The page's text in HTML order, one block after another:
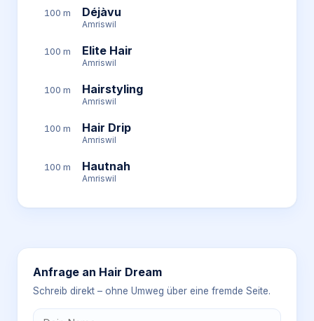
100 m Déjàvu
Amriswil
100 m Elite Hair
Amriswil
100 m Hairstyling
Amriswil
100 m Hair Drip
Amriswil
100 m Hautnah
Amriswil
Anfrage an Hair Dream
Schreib direkt – ohne Umweg über eine fremde Seite.